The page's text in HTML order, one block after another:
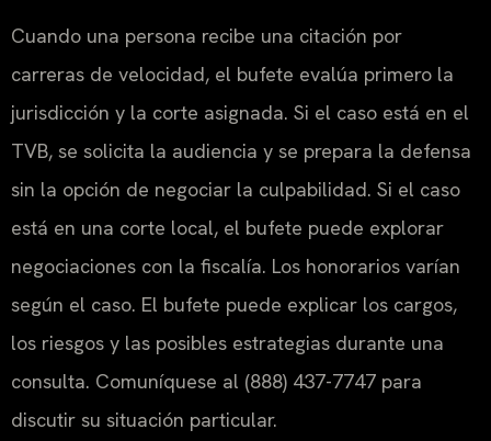
Cuando una persona recibe una citación por
carreras de velocidad, el bufete evalúa primero la
jurisdicción y la corte asignada. Si el caso está en el
TVB, se solicita la audiencia y se prepara la defensa
sin la opción de negociar la culpabilidad. Si el caso
está en una corte local, el bufete puede explorar
negociaciones con la fiscalía. Los honorarios varían
según el caso. El bufete puede explicar los cargos,
los riesgos y las posibles estrategias durante una
consulta. Comuníquese al (888) 437-7747 para
discutir su situación particular.